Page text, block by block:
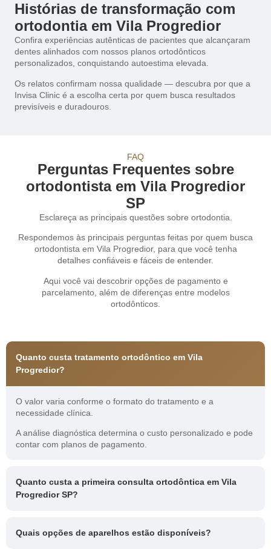
Histórias de transformação com
ortodontia em Vila Progredior
Confira experiências autênticas de pacientes que alcançaram
dentes alinhados com nossos planos ortodônticos
personalizados, conquistando autoestima elevada.
Os relatos confirmam nossa qualidade — descubra por que a
Invisa Clinic é a escolha certa por quem busca resultados
previsíveis e duradouros.
FAQ
Perguntas Frequentes sobre
ortodontista em Vila Progredior
SP
Esclareça as principais questões sobre ortodontia.
Respondemos às principais perguntas feitas por quem busca
ortodontista em Vila Progredior, para que você tenha
detalhes confiáveis e fáceis de entender.
Aqui você vai descobrir opções de pagamento e
parcelamento, além de diferenças entre modelos
ortodônticos.
Quanto custa tratamento ortodôntico em Vila
Progredior?
O valor varia conforme o formato do tratamento e a
necessidade clínica.
A análise diagnóstica determina o custo personalizado e pode
contar com planos de pagamento.
Quanto custa a primeira consulta ortodôntica em Vila
Progredior SP?
Quais opções de aparelhos estão disponíveis?